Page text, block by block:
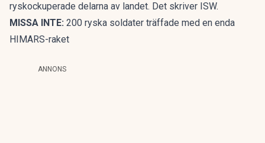
ryskockuperade delarna av landet. Det skriver ISW.
MISSA INTE: 200 ryska soldater träffade med en enda
HIMARS-raket
ANNONS